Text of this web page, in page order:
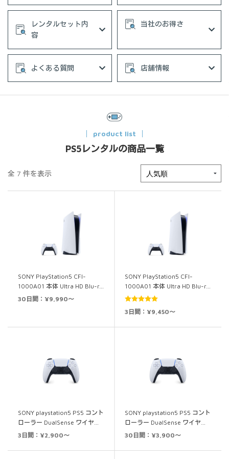
レンタルセット内
容
当社のお得さ
よくある質問 店舗情報
product list
PS5レンタルの商品一覧
全 7 件を表示
SONY PlayStation5 CFI-
1000A01 本体 Ultra HD Blu-r…
30日間：¥9,990～
SONY PlayStation5 CFI-
1000A01 本体 Ultra HD Blu-r…
5段階中
3日間：¥9,450～
SONY playstation5 PS5 コント
ローラー DualSense ワイヤ…
3日間：¥2,900～
SONY playstation5 PS5 コント
ローラー DualSense ワイヤ…
30日間：¥3,900～